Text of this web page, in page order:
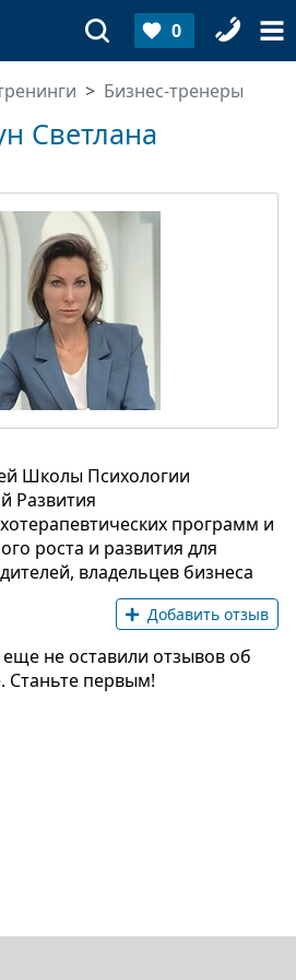
0
Бизнес-тренеры
Светлана
Школы Психологии
Развития
программ и
роста и развития для
владельцев бизнеса
Добавить отзыв
не оставили отзывов об
Станьте первым!